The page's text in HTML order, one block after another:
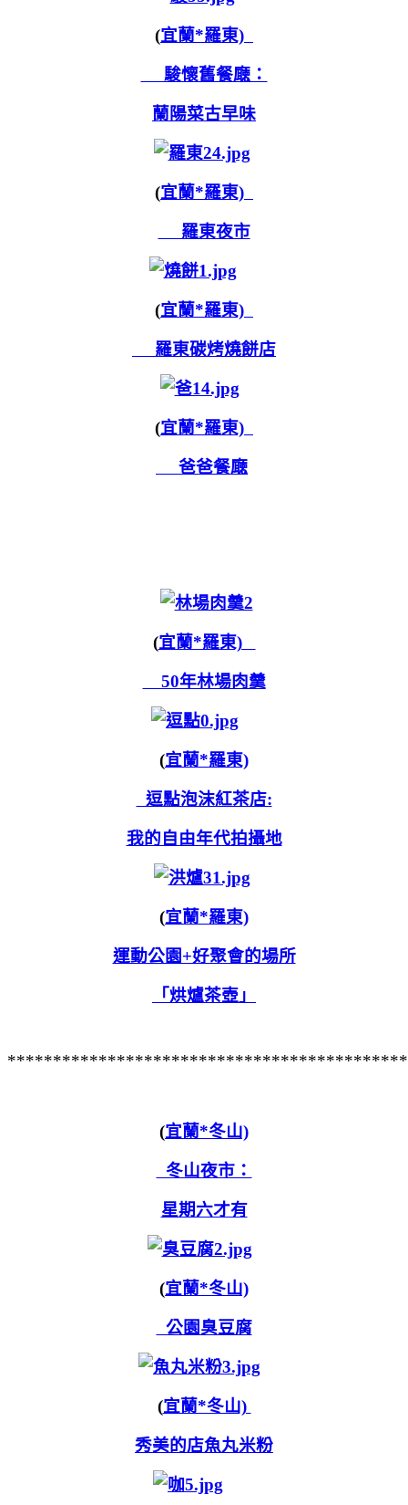
(宜蘭*羅東)
駿懷舊餐廰：
蘭陽菜古早味
(宜蘭*羅東)
羅東夜市
(宜蘭*羅東)
羅東碳烤燒餅店
(宜蘭*羅東)
爸爸餐廰
(宜蘭*羅東)
50年林場肉羹
(宜蘭*羅東)
逗點泡沫紅茶店:
我的自由年代拍攝地
(宜蘭*羅東)
運動公園+好聚會的場所
「烘爐茶壺」
(宜蘭*冬山)
冬山夜市：
星期六才有
(宜蘭*冬山)
公園臭豆腐
(宜蘭*冬山)
秀美的店魚丸米粉